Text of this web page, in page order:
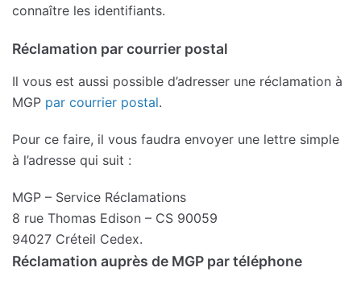
connaître les identifiants.
Réclamation par courrier postal
Il vous est aussi possible d’adresser une réclamation à
MGP par courrier postal.
Pour ce faire, il vous faudra envoyer une lettre simple
à l’adresse qui suit :
MGP – Service Réclamations
8 rue Thomas Edison – CS 90059
94027 Créteil Cedex.
Réclamation auprès de MGP par téléphone